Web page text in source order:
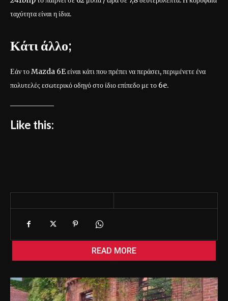
ταχύτητα είναι η ίδια.
Κάτι άλλο;
Εάν το Mazda 6E είναι κάτι που πρέπει να περάσει, περιμένετε ένα
πολυτελές εσωτερικό οδηγό στο ίδιο επίπεδο με το 6e.
Like this:
READ MORE